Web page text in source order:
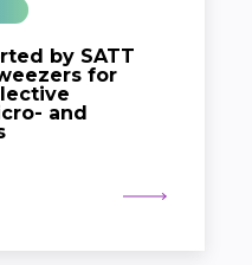
by SATT
for
and